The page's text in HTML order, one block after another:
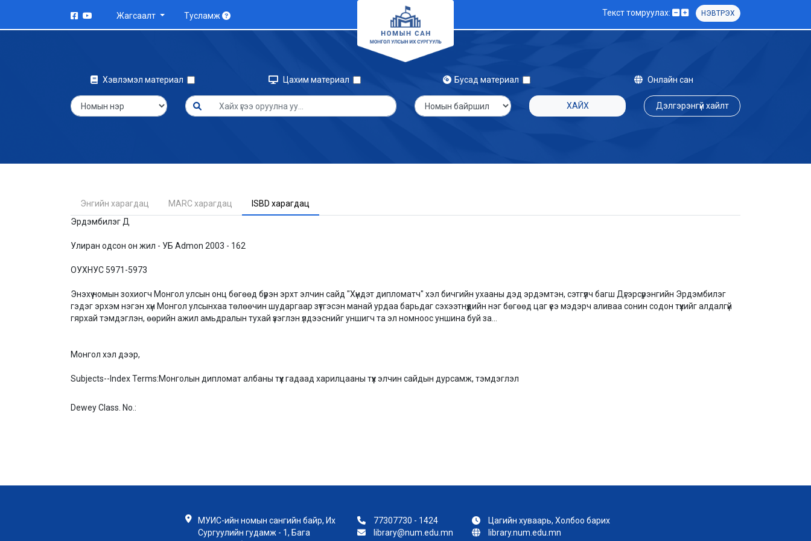
Жагсаалт Тусламж Текст томруулах: НЭВТРЭХ
Хэвлэмэл материал Цахим материал Бусад материал Онлайн сан
ХАЙХ Дэлгэрэнгүй хайлт
Энгийн харагдац MARC харагдац
ISBD харагдац
Эрдэмбилэг Д
Улиран одсон он жил - УБ Admon 2003 - 162
ОУХНУС 5971-5973
Энэхүү номын зохиогч Монгол улсын онц бөгөөд бүрэн эрхт элчин сайд "Хүндэт дипломатч" хэл бичгийн ухааны дэд эрдэмтэн, сэтгүүлч багш Дүгэрсүрэнгийн Эрдэмбилэг
гэдэг эрхэм нэгэн хүн Монгол улсынхаа төлөөчин шударгаар зүтгэсэн манай урдаа барьдаг сэхээтнүүдийн нэг бөгөөд цаг үеэ мэдэрч аливаа сонин содон түүхийг алдалгүй
гярхай тэмдэглэн, өөрийн ажил амьдралын тухай үзэглэн үлдээснийг уншигч та эл номноос уншина буй за...
Монгол хэл дээр,
Subjects--Index Terms:Монголын дипломат албаны түүх гадаад харилцааны түүх элчин сайдын дурсамж, тэмдэглэл
Dewey Class. No.:
МУИС-ийн номын сангийн байр, Их
Сургуулийн гудамж - 1, Бага
77307730 - 1424
library@num.edu.mn
Цагийн хуваарь, Холбоо барих
library.num.edu.mn